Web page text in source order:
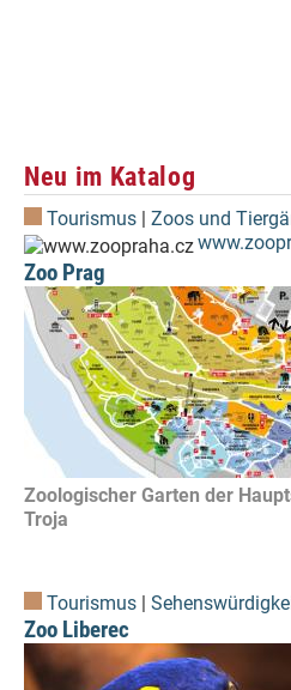
Neu im Katalog
Tourismus | Zoos und
Zoo Prag
Zoologischer Garten der
Troja
Tourismus |
Zoo Liberec